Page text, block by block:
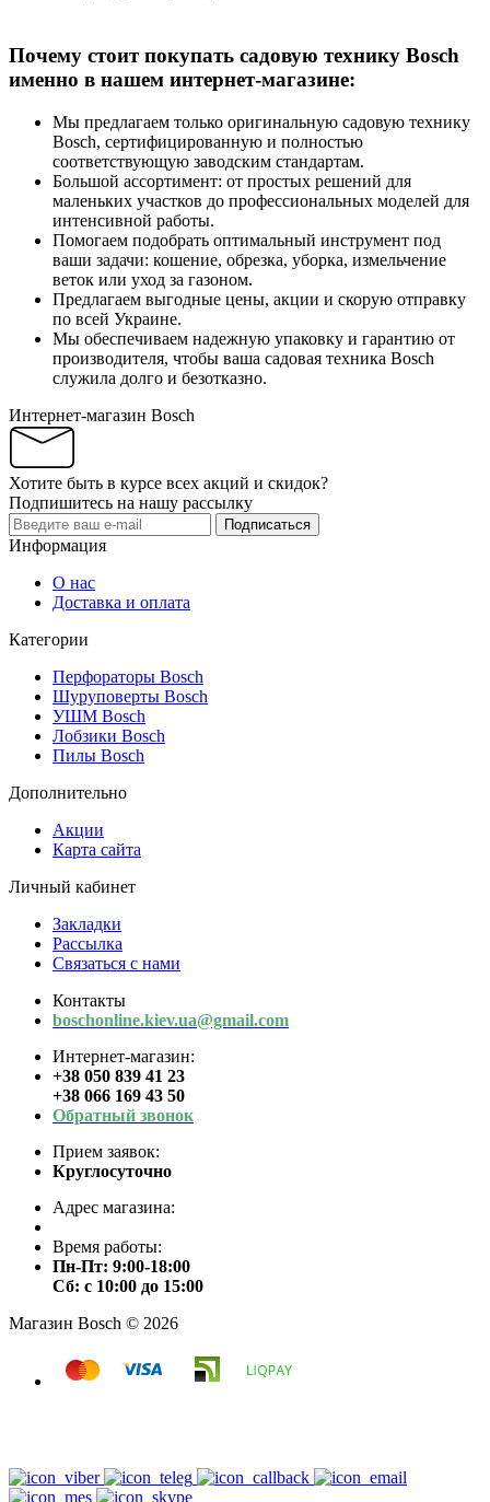
Почему стоит покупать садовую технику Bosch
именно в нашем интернет-магазине:
Мы предлагаем только оригинальную садовую технику
Bosch, сертифицированную и полностью
соответствующую заводским стандартам.
Большой ассортимент: от простых решений для
маленьких участков до профессиональных моделей для
интенсивной работы.
Помогаем подобрать оптимальный инструмент под
ваши задачи: кошение, обрезка, уборка, измельчение
веток или уход за газоном.
Предлагаем выгодные цены, акции и скорую отправку
по всей Украине.
Мы обеспечиваем надежную упаковку и гарантию от
производителя, чтобы ваша садовая техника Bosch
служила долго и безотказно.
Интернет-магазин Bosch
Хотите быть в курсе всех акций и скидок?
Подпишитесь на нашу рассылку
Подписаться
Информация
О нас
Доставка и оплата
Категории
Перфораторы Bosch
Шуруповерты Bosch
УШМ Bosch
Лобзики Bosch
Пилы Bosch
Дополнительно
Акции
Карта сайта
Личный кабинет
Закладки
Рассылка
Связаться с нами
Контакты
boschonline.kiev.ua@gmail.com
Интернет-магазин:
+38 050 839 41 23
+38 066 169 43 50
Обратный звонок
Прием заявок:
Круглосуточно
Адрес магазина:
Время работы:
Пн-Пт: 9:00-18:00
Сб: с 10:00 до 15:00
Магазин Bosch © 2026